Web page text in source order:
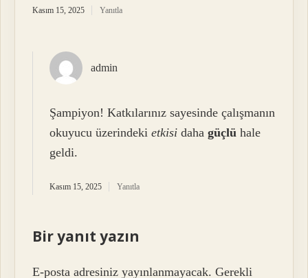
Kasım 15, 2025 Yanıtla
admin
Şampiyon! Katkılarınız sayesinde çalışmanın
okuyucu üzerindekietkisi dahagüçlü hale
geldi.
Kasım 15, 2025 Yanıtla
Bir yanıt yazın
E-posta adresiniz yayınlanmayacak. Gerekli